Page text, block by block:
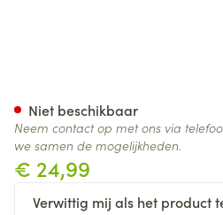
€ 24,99
Verwittig mij als het product
Niet beschikbaar
Neem contact op met ons via
we samen de mogelijkheden.